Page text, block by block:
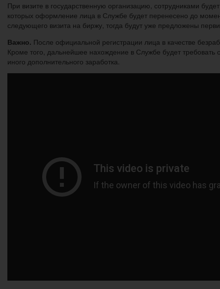
При визите в государственную организацию, сотрудниками
которых оформление лица в Службе будет перенесено до
следующего визита на биржу, тогда будут уже предложены
Важно. После официальной регистрации лица в качестве
Кроме того, дальнейшее нахождение в Службе будет требовать
иного дополнительного заработка.